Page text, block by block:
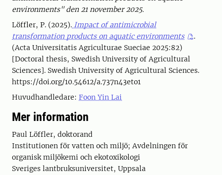
environments" den 21 november 2025.
Löffler, P. (2025). Impact of antimicrobial
transformation products on aquatic environments
.
(Acta Universitatis Agriculturae Sueciae 2025:82)
[Doctoral thesis, Swedish University of Agricultural
Sciences]. Swedish University of Agricultural Sciences.
https://doi.org/10.54612/a.737n43eto1
Huvudhandledare: Foon Yin Lai
Mer information
Paul Löffler, doktorand
Institutionen för vatten och miljö; Avdelningen för
organisk miljökemi och ekotoxikologi
Sveriges lantbruksuniversitet, Uppsala